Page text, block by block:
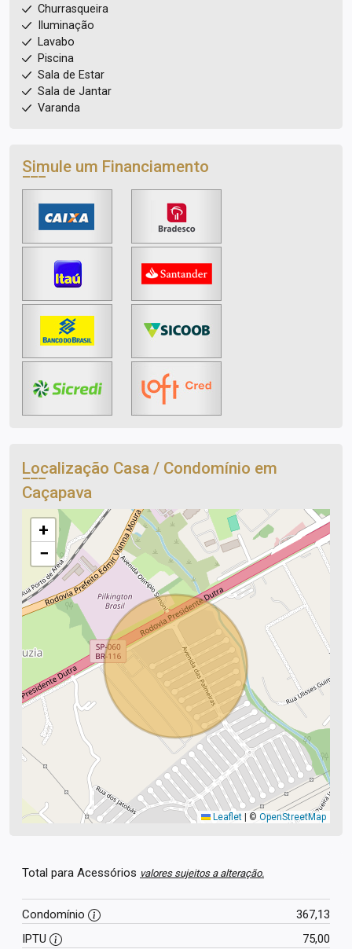
Churrasqueira
Iluminação
Lavabo
Piscina
Sala de Estar
Sala de Jantar
Varanda
Simule um Financiamento
Localização Casa / Condomínio em
Caçapava
+
−
Leaflet © OpenStreetMap
Total para Acessórios valores sujeitos a alteração.
Condomínio
367,13
IPTU
75,00